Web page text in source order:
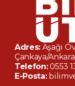
Adres: Aşağı
Çankaya/Ankara
Telefon:0553
E-Posta: